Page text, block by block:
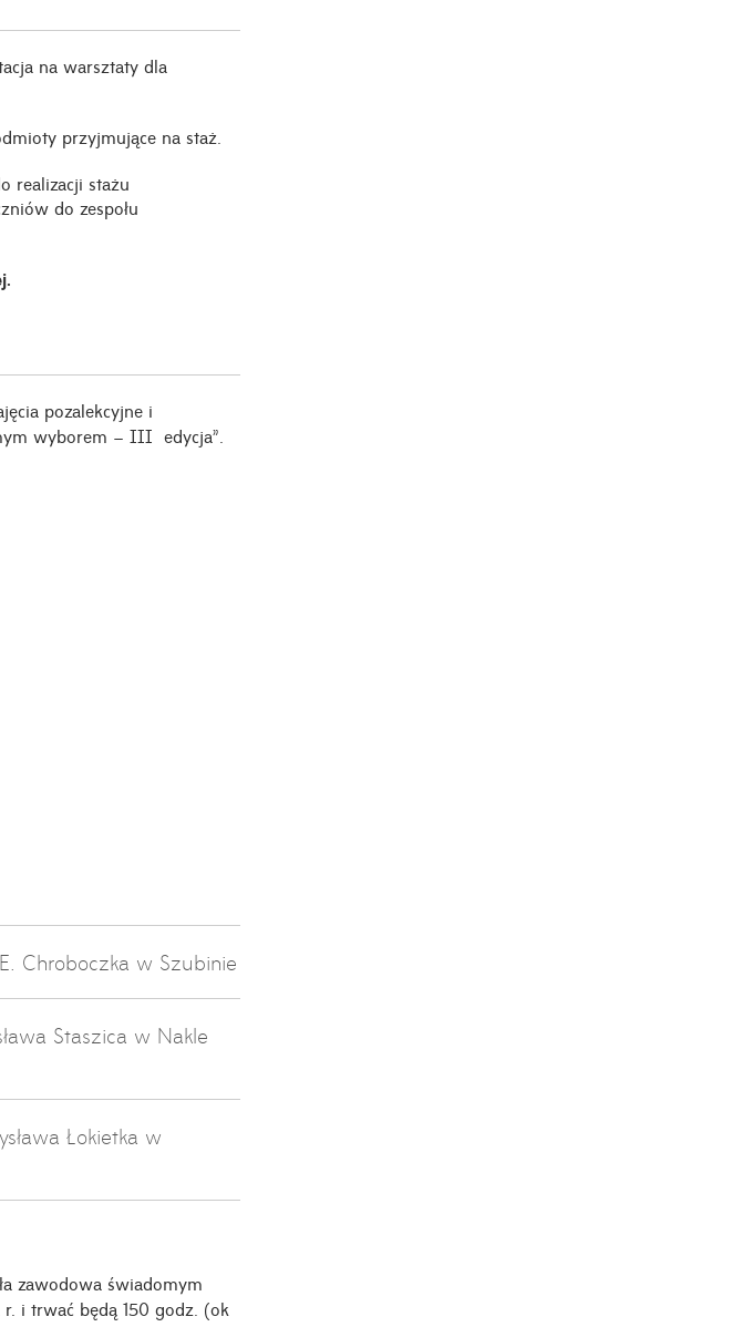
na warsztaty dla
przyjmujące na staż.
realizacji stażu
do zespołu
pozalekcyjne i
wyborem – III edycja”.
Chroboczka w Szubinie
Staszica w Nakle
Łokietka w
zawodowa świadomym
i trwać będą 150 godz. (ok